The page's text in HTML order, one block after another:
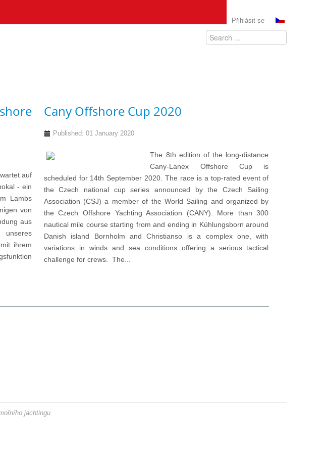
Přihlásit se
auf
- ein
Lambs
von
aus
ihrem
Cany Offshore Cup 2020
Published: 01 January 2020
The 8th edition of the long-distance
Cany-Lanex Offshore Cup is
scheduled for 14th September 2020. The race is a top-rated event of
the Czech national cup series announced by the Czech Sailing
Association (CSJ) a member of the World Sailing and organized by
the Czech Offshore Yachting Association (CANY). More than 300
nautical mile course starting from and ending in Kühlungsborn around
Danish island Bornholm and Christianso is a complex one, with
variations in winds and sea conditions offering a serious tactical
challenge for crews. The...
jachtingu